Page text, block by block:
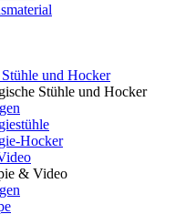
und Hocker
Stühle und Hocker
Hocker
& Video